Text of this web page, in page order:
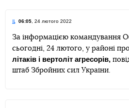
06:05, 24 лютого 2022
Telegram
За інформацією командування
сьогодні, 24 лютого, у районі
літаків і вертоліт агресорів,
штаб Збройних сил України.